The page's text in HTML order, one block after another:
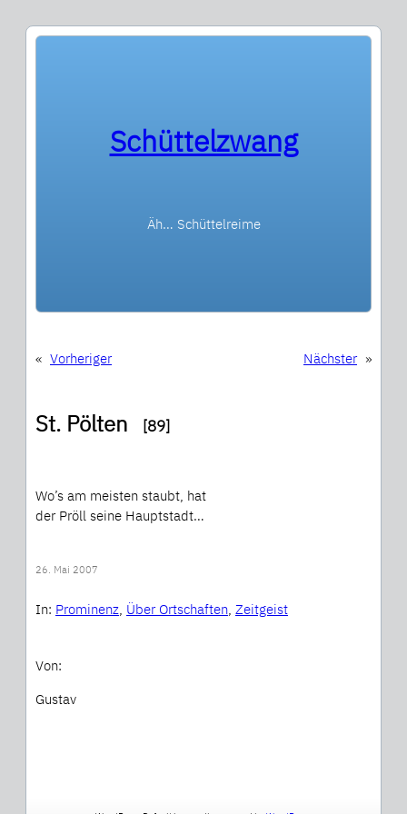
Schüttelzwang
Äh… Schüttelreime
« Vorheriger Nächster »
St. Pölten [89]
Wo’s am meisten staubt, hat
der Pröll seine Hauptstadt…
26. Mai 2007
In: Prominenz, Über Ortschaften, Zeitgeist
Von:
Gustav